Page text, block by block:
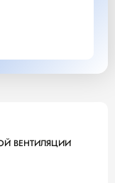
ВЕНТИЛЯЦИИ